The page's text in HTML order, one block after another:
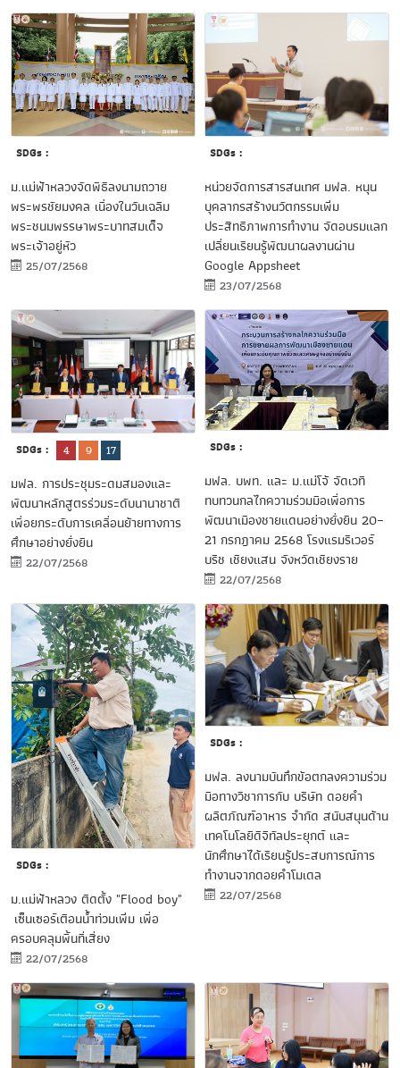
SDGs :
ม.แม่ฟ้าหลวงจัดพิธีลงนามถวาย
พระพรชัยมงคล เนื่องในวันเฉลิม
พระชนมพรรษาพระบาทสมเด็จ
พระเจ้าอยู่หัว
25/07/2568
SDGs :
หน่วยจัดการสารสนเทศ มฟล. หนุน
บุคลากรสร้างนวัตกรรมเพิ่ม
ประสิทธิภาพการทำงาน จัดอบรมแลก
เปลี่ยนเรียนรู้พัฒนาผลงานผ่าน
Google Appsheet
23/07/2568
SDGs : 4 9 17
มฟล. การประชุมระดมสมองและ
พัฒนาหลักสูตรร่วมระดับนานาชาติ
เพื่อยกระดับการเคลื่อนย้ายทางการ
ศึกษาอย่างยั่งยืน
22/07/2568
SDGs :
มฟล. บพท. และ ม.แม่โจ้ จัดเวที
ทบทวนกลไกความร่วมมือเพื่อการ
พัฒนาเมืองชายแดนอย่างยั่งยืน 20–
21 กรกฎาคม 2568 โรงแรมริเวอร์
บรีช เชียงแสน จังหวัดเชียงราย
22/07/2568
SDGs :
ม.แม่ฟ้าหลวง ติดตั้ง "Flood boy"
เซ็นเซอร์เตือนน้ำท่วมเพิ่ม เพื่อ
ครอบคลุมพื้นที่เสี่ยง
22/07/2568
SDGs :
มฟล. ลงนามบันทึกข้อตกลงความร่วม
มือทางวิชาการกับ บริษัท ดอยคำ
ผลิตภัณฑ์อาหาร จำกัด สนับสนุนด้าน
เทคโนโลยีดิจิทัลประยุกต์ และ
นักศึกษาได้เรียนรู้ประสบการณ์การ
ทำงานจากดอยคำโมเดล
22/07/2568